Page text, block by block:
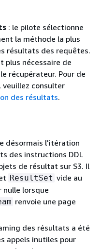
: le pilote sélectionne
la méthode la plus
résultats des requêtes.
plus nécessaire de
récupérateur. Pour de
consulter
des résultats.
désormais l'itération
des instructions DDL
de résultat sur S3. Il
ResultSet vide au
nulle lorsque
renvoie une page
des résultats a été
appels inutiles pour